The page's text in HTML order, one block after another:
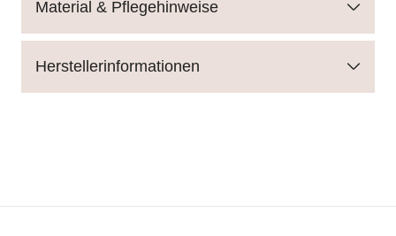
Material & Pflegehinweise
Herstellerinformationen